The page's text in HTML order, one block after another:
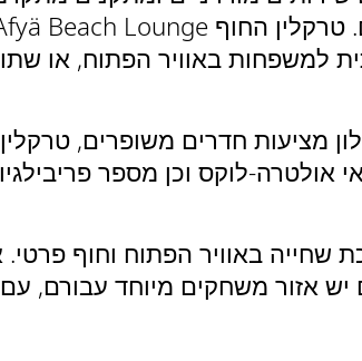
למשפחות באוויר הפתוח, או
לוקס וכן מספר
באוויר הפתוח וחוף